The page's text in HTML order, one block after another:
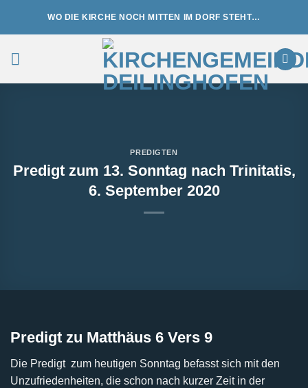
WO DIE KIRCHE NOCH MITTEN IM DORF STEHT…
PREDIGTEN
Predigt zum 13. Sonntag nach Trinitatis,
6. September 2020
Predigt zu Matthäus 6 Vers 9
Die Predigt zum heutigen Sonntag befasst sich mit den
Unzufriedenheiten, die schon nach kurzer Zeit in der